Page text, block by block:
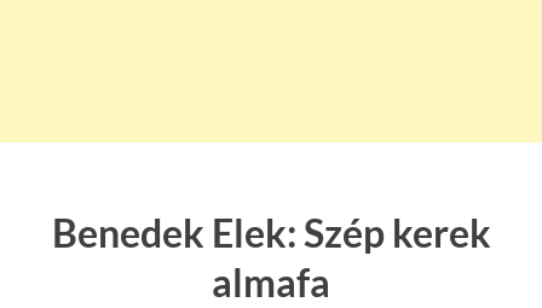
Benedek Elek: Szép kerek
almafa